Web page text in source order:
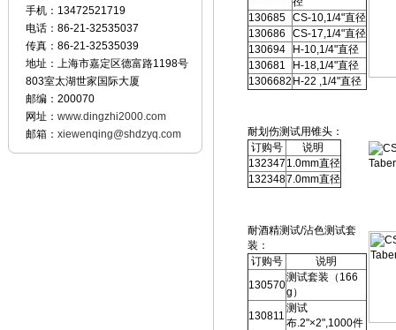
手机：13472521719
电话：86-21-32535037
传真：86-21-32535039
地址：上海市嘉定区德富路1198号
803室太湖世家国际大厦
邮编：200070
网址： www.dingzhi2000.com
邮箱： xiewenqing@shdzyq.com
130685
CS-10,1/4"直径
130686
CS-17,1/4"直径
130694
H-10,1/4"直径
130681
H-18,1/4"直径
1306682 H-22 ,1/4"直径
耐划伤测试用锥头：
订购号
说明
132347 1.0mm直径
1323487.0mm直径
耐酒精测试/沾色测试套
装：
订购号
说明
130570
测试套装（166
g）
130811
测试
布.2"×2",1000件